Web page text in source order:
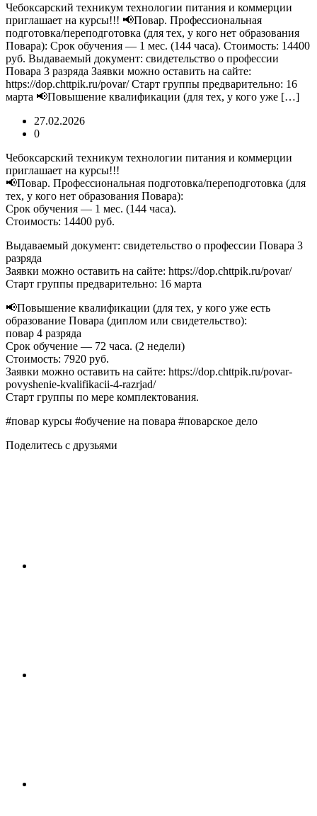
Чебоксарский техникум технологии питания и коммерции
приглашает на курсы!!! 📢Повар. Профессиональная
подготовка/переподготовка (для тех, у кого нет образования
Повара): Срок обучения — 1 мес. (144 часа). Стоимость: 14400
руб. Выдаваемый документ: свидетельство о профессии
Повара 3 разряда Заявки можно оставить на сайте:
https://dop.chttpik.ru/povar/ Старт группы предварительно: 16
марта 📢Повышение квалификации (для тех, у кого уже […]
27.02.2026
0
Чебоксарский техникум технологии питания и коммерции
приглашает на курсы!!!
📢Повар. Профессиональная подготовка/переподготовка (для
тех, у кого нет образования Повара):
Срок обучения — 1 мес. (144 часа).
Стоимость: 14400 руб.
Выдаваемый документ: свидетельство о профессии Повара 3
разряда
Заявки можно оставить на сайте: https://dop.chttpik.ru/povar/
Старт группы предварительно: 16 марта
📢Повышение квалификации (для тех, у кого уже есть
образование Повара (диплом или свидетельство):
повар 4 разряда
Срок обучение — 72 часа. (2 недели)
Стоимость: 7920 руб.
Заявки можно оставить на сайте: https://dop.chttpik.ru/povar-
povyshenie-kvalifikacii-4-razrjad/
Старт группы по мере комплектования.
#повар курсы #обучение на повара #поварское дело
Поделитесь с друзьями